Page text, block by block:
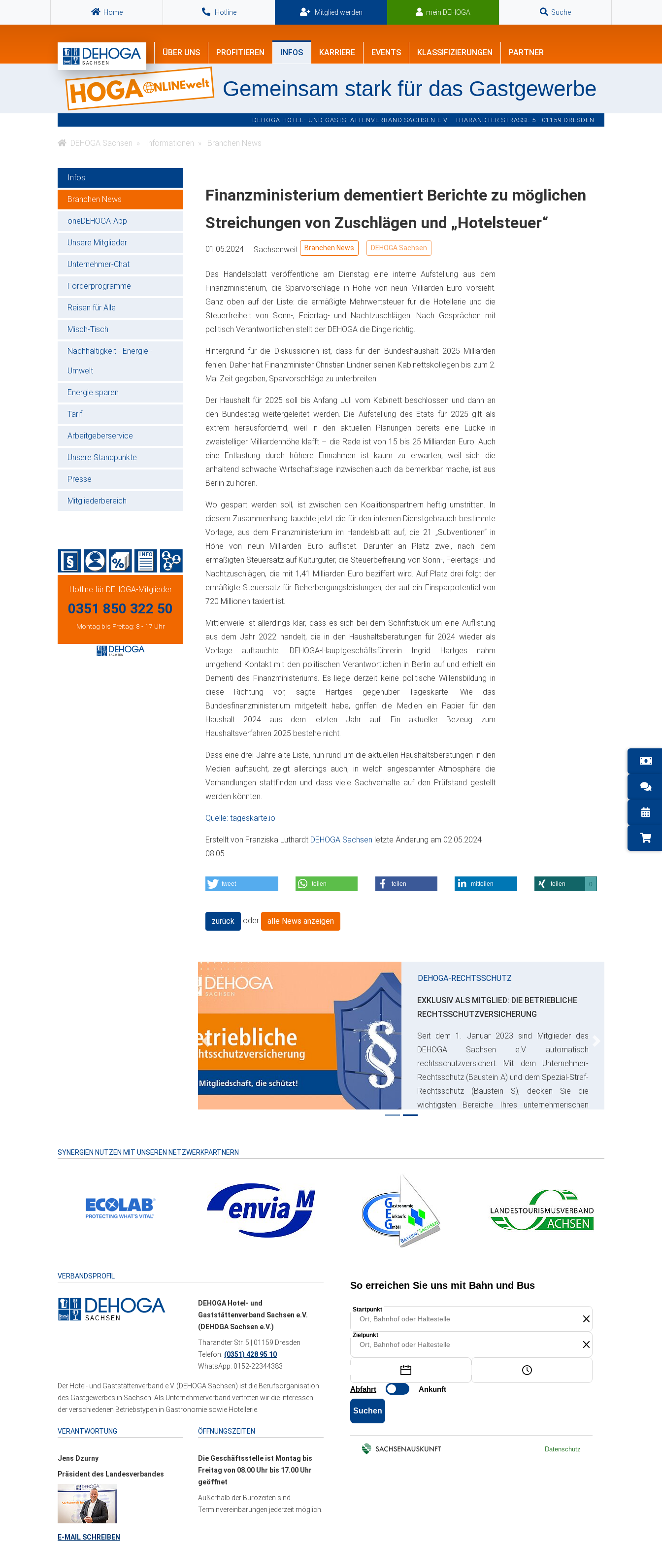
Home Hotline Mitglied werden mein DEHOGA Suche
ÜBER UNS PROFITIEREN INFOS KARRIERE EVENTS KLASSIFIZIERUNGEN PARTNER
Gemeinsam stark für das Gastgewerbe
DEHOGA HOTEL- UND GASTSTÄTTENVERBAND SACHSEN E.V. · THARANDTER STRASSE 5 · 01159 DRESDEN
DEHOGA Sachsen Informationen Branchen News
Infos
Branchen News
oneDEHOGA-App
Unsere Mitglieder
Unternehmer-Chat
Förderprogramme
Reisen für Alle
Misch-Tisch
Nachhaltigkeit - Energie -
Umwelt
Energie sparen
Tarif
Arbeitgeberservice
Unsere Standpunkte
Presse
Mitgliederbereich
Hotline für DEHOGA-Mitglieder
0351 850 322 50
Montag bis Freitag: 8 - 17 Uhr
Finanzministerium dementiert Berichte zu möglichen
Streichungen von Zuschlägen und „Hotelsteuer“
01.05.2024 Sachsenweit Branchen News DEHOGA Sachsen
Das Handelsblatt veröffentliche am Dienstag eine interne Aufstellung aus dem
Finanzministerium, die Sparvorschläge in Höhe von neun Milliarden Euro vorsieht.
Ganz oben auf der Liste: die ermäßigte Mehrwertsteuer für die Hotellerie und die
Steuerfreiheit von Sonn-, Feiertag- und Nachtzuschlägen. Nach Gesprächen mit
politisch Verantwortlichen stellt der DEHOGA die Dinge richtig.
Hintergrund für die Diskussionen ist, dass für den Bundeshaushalt 2025 Milliarden
fehlen. Daher hat Finanzminister Christian Lindner seinen Kabinettskollegen bis zum 2.
Mai Zeit gegeben, Sparvorschläge zu unterbreiten.
Der Haushalt für 2025 soll bis Anfang Juli vom Kabinett beschlossen und dann an
den Bundestag weitergeleitet werden. Die Aufstellung des Etats für 2025 gilt als
extrem herausfordernd, weil in den aktuellen Planungen bereits eine Lücke in
zweistelliger Milliardenhöhe klafft – die Rede ist von 15 bis 25 Milliarden Euro. Auch
eine Entlastung durch höhere Einnahmen ist kaum zu erwarten, weil sich die
anhaltend schwache Wirtschaftslage inzwischen auch da bemerkbar mache, ist aus
Berlin zu hören.
Wo gespart werden soll, ist zwischen den Koalitionspartnern heftig umstritten. In
diesem Zusammenhang tauchte jetzt die für den internen Dienstgebrauch bestimmte
Vorlage, aus dem Finanzministerium im Handelsblatt auf, die 21 „Subventionen“ in
Höhe von neun Milliarden Euro auflistet. Darunter an Platz zwei, nach dem
ermäßigten Steuersatz auf Kulturgüter, die Steuerbefreiung von Sonn-, Feiertags- und
Nachtzuschlägen, die mit 1,41 Milliarden Euro beziffert wird. Auf Platz drei folgt der
ermäßigte Steuersatz für Beherbergungsleistungen, der auf ein Einsparpotential von
720 Millionen taxiert ist.
Mittlerweile ist allerdings klar, dass es sich bei dem Schriftstück um eine Auflistung
aus dem Jahr 2022 handelt, die in den Haushaltsberatungen für 2024 wieder als
Vorlage auftauchte. DEHOGA-Hauptgeschäftsführerin Ingrid Hartges nahm
umgehend Kontakt mit den politischen Verantwortlichen in Berlin auf und erhielt ein
Dementi des Finanzministeriums. Es liege derzeit keine politische Willensbildung in
diese Richtung vor, sagte Hartges gegenüber Tageskarte. Wie das
Bundesfinanzministerium mitgeteilt habe, griffen die Medien ein Papier für den
Haushalt 2024 aus dem letzten Jahr auf. Ein aktueller Bezeug zum
Haushaltsverfahren 2025 bestehe nicht.
Dass eine drei Jahre alte Liste, nun rund um die aktuellen Haushaltsberatungen in den
Medien auftaucht, zeigt allerdings auch, in welch angespannter Atmosphäre die
Verhandlungen stattfinden und dass viele Sachverhalte auf den Prüfstand gestellt
werden könnten.
Quelle: tageskarte.io
Erstellt von Franziska Luthardt DEHOGA Sachsen letzte Änderung am 02.05.2024
08:05
tweet teilen teilen mitteilen teilen 0
zurück oder alle News anzeigen
DEHOGA-RECHTSSCHUTZ
EXKLUSIV ALS MITGLIED: DIE BETRIEBLICHE
RECHTSSCHUTZVERSICHERUNG
Seit dem 1. Januar 2023 sind Mitglieder des
DEHOGA Sachsen e.V. automatisch
rechtsschutzversichert. Mit dem Unternehmer-
Rechtsschutz (Baustein A) und dem Spezial-Straf-
Rechtsschutz (Baustein S), decken Sie die
wichtigsten Bereiche Ihres unternehmerischen
Risikos ab und sparen bares Geld.
Previous
SYNERGIEN NUTZEN MIT UNSEREN NETZWERKPARTNERN
VERBANDSPROFIL
DEHOGA Hotel- und
Gaststättenverband Sachsen e.V.
(DEHOGA Sachsen e.V.)
Tharandter Str. 5 | 01159 Dresden
Telefon: (0351) 428 95 10
WhatsApp: 0152-22344383
Der Hotel- und Gaststättenverband e.V. (DEHOGA Sachsen) ist die Berufsorganisation
des Gastgewerbes in Sachsen. Als Unternehmerverband vertreten wir die Interessen
der verschiedenen Betriebstypen in Gastronomie sowie Hotellerie.
VERANTWORTUNG
Jens Dzurny
Präsident des Landesverbandes
E-MAIL SCHREIBEN
ÖFFNUNGSZEITEN
Die Geschäftsstelle ist Montag bis
Freitag von 08.00 Uhr bis 17.00 Uhr
geöffnet
Außerhalb der Bürozeiten sind
Terminvereinbarungen jederzeit möglich.